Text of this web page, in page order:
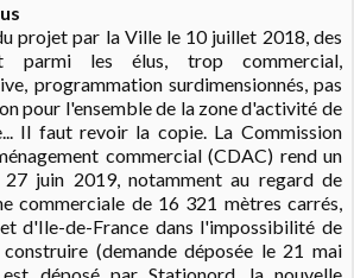
projet par la Ville le 10 juillet 2018, des
parmi les élus, trop commercial,
programmation surdimensionnés, pas
pour l'ensemble de la zone d'activité de
Il faut revoir la copie. La Commission
commercial (CDAC) rend un
juin 2019, notamment au regard de
commerciale de 16 321 mètres carrés,
d'Ile-de-France dans l'impossibilité de
(demande déposée le 21 mai